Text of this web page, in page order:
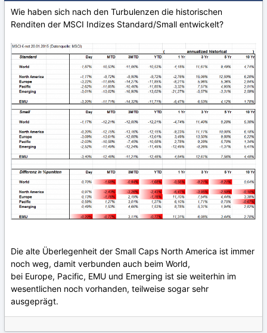
Wie haben sich nach den Turbulenzen die historischen
Renditen der MSCI Indizes Standard/Small entwickelt?
Die alte Überlegenheit der Small Caps North America ist immer
noch weg, damit verbunden auch beim World,
bei Europe, Pacific, EMU und Emerging ist sie weiterhin im
wesentlichen noch vorhanden, teilweise sogar sehr
ausgeprägt.